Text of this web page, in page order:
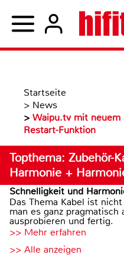
Startseite
> News
> Waipu.tv mit neuem
Restart-Funktion
Topthema: Zubehör-
Harmonie +
Schnelligkeit und
Das Thema Kabel ist
man es ganz pragmatisch
ausprobieren und fertig.
>> Mehr erfahren
>> Alle anzeigen